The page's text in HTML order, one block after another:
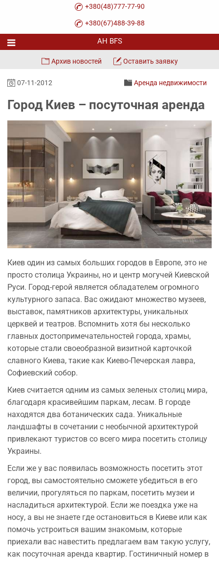
+380(48)777-77-90
+380(67)488-39-88
Архив новостей Оставить заявку
07-11-2012 Аренда недвижимости
Город Киев – посуточная аренда
Киев один из самых больших городов в Европе, это не
просто столица Украины, но и центр могучей Киевской
Руси. Город-герой является обладателем огромного
культурного запаса. Вас ожидают множество музеев,
выставок, памятников архитектуры, уникальных
церквей и театров. Вспомнить хотя бы несколько
главных достопримечательностей города, храмы,
которые стали своеобразной визитной карточкой
славного Киева, такие как Киево-Печерская лавра,
Софиевский собор.
Киев считается одним из самых зеленых столиц мира,
благодаря красивейшим паркам, лесам. В городе
находятся два ботанических сада. Уникальные
ландшафты в сочетании с необычной архитектурой
привлекают туристов со всего мира посетить столицу
Украины.
Если же у вас появилась возможность посетить этот
город, вы самостоятельно сможете убедиться в его
величии, прогуляться по паркам, посетить музеи и
насладиться архитектурой. Если же поездка уже на
носу, а вы не знаете где остановиться в Киеве или как
помочь устроиться вашим знакомым, которые
приехали вас навестить предлагаем вам такую услугу,
как посуточная аренда квартир. Гостиничный номер в